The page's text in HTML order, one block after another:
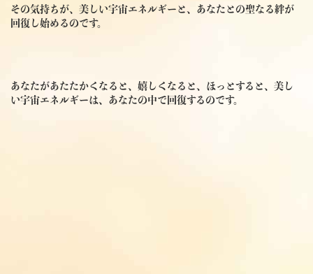
その気持ちが、美しい宇宙エネルギーと、あなたとの聖なる絆が
回復し始めるのです。
あなたがあたたかくなると、嬉しくなると、ほっとすると、美し
い宇宙エネルギーは、あなたの中で回復するのです。